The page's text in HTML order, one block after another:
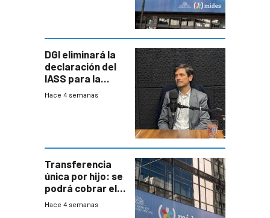
DGI eliminará la
declaración del
IASS para la
mayoría de los
Hace 4 semanas
Transferencia
única por hijo: se
podrá cobrar el
100% en efectivo
Hace 4 semanas